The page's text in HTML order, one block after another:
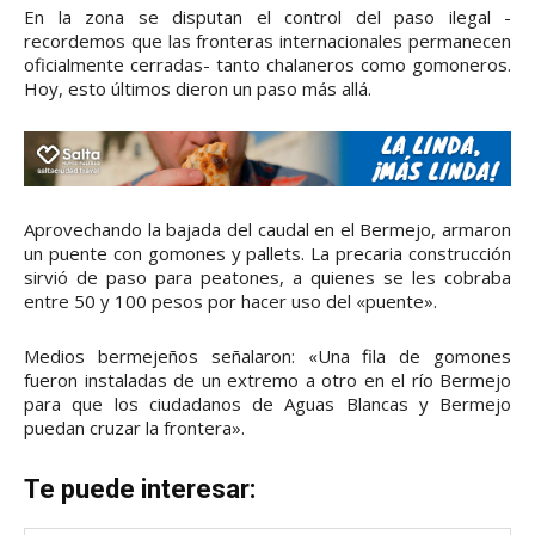
En la zona se disputan el control del paso ilegal -
recordemos que las fronteras internacionales permanecen
oficialmente cerradas- tanto chalaneros como gomoneros.
Hoy, esto últimos dieron un paso más allá.
Aprovechando la bajada del caudal en el Bermejo, armaron
un puente con gomones y pallets. La precaria construcción
sirvió de paso para peatones, a quienes se les cobraba
entre 50 y 100 pesos por hacer uso del «puente».
Medios bermejeños señalaron: «Una fila de gomones
fueron instaladas de un extremo a otro en el río Bermejo
para que los ciudadanos de Aguas Blancas y Bermejo
puedan cruzar la frontera».
Te puede interesar: